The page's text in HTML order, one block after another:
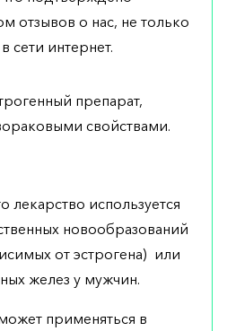
отзывов о нас, не только
сети интернет.
препарат,
свойствами.
лекарство используется
новообразований
от эстрогена) или
желез у мужчин.
применяться в